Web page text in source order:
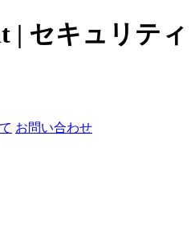
| セキュリティ
お問い合わせ